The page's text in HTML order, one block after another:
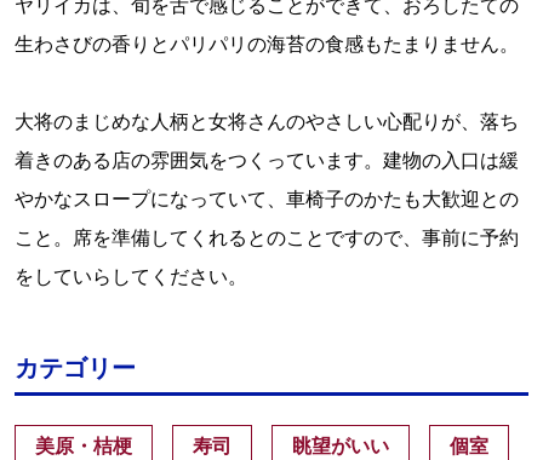
生わさびの香りとパリパリの海苔の食感もたまりません。
大将のまじめな人柄と女将さんのやさしい心配りが、落ち
着きのある店の雰囲気をつくっています。建物の入口は緩
やかなスロープになっていて、車椅子のかたも大歓迎との
こと。席を準備してくれるとのことですので、事前に予約
をしていらしてください。
カテゴリー
美原・桔梗 寿司 眺望がいい 個室